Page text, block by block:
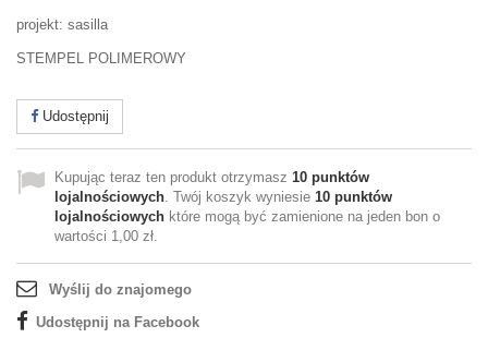
projekt: sasilla
STEMPEL POLIMEROWY
Udostępnij
Kupując teraz ten produkt otrzymasz 10 punktów
lojalnościowych. Twój koszyk wyniesie 10 punktów
lojalnościowych które mogą być zamienione na jeden bon o
wartości 1,00 zł.
Wyślij do znajomego
Udostępnij na Facebook